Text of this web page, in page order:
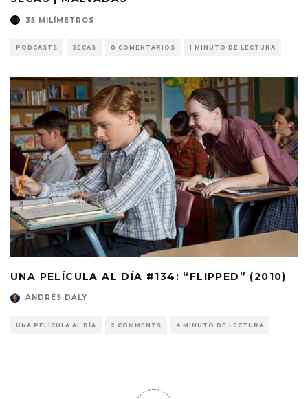
35 MILÍMETROS
PODCASTS SECAS 0 COMENTARIOS 1 MINUTO DE LECTURA
UNA PELÍCULA AL DÍA #134: “FLIPPED” (2010)
ANDRÉS DALY
UNA PELÍCULA AL DÍA 2 COMMENTS 4 MINUTO DE LECTURA